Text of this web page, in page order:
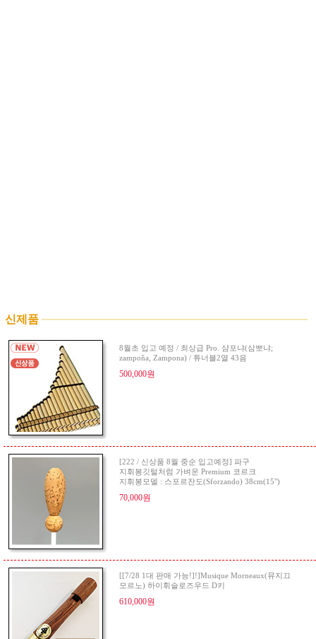
신제품
8월초 입고 예정 / 최상급 Pro. 샴포냐(삼뽀냐;
zampoña, Zampona) / 튜너블2열 43음
500,000원
[222 / 신상품 8월 중순 입고예정] 파구
지휘봉깃털처럼 가벼운 Premium 코르크
지휘봉모델 : 스포르잔도(Sforzando) 38cm(15")
70,000원
[[7/28 1대 판매 가능!]!]Musique Morneaux(뮤지끄
모르노) 하이휘슬로즈우드 D키
610,000원